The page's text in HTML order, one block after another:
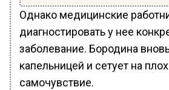
Однако медицинские
диагностировать у нее
заболевание. Бородина
капельницей и сетует на
самочувствие.